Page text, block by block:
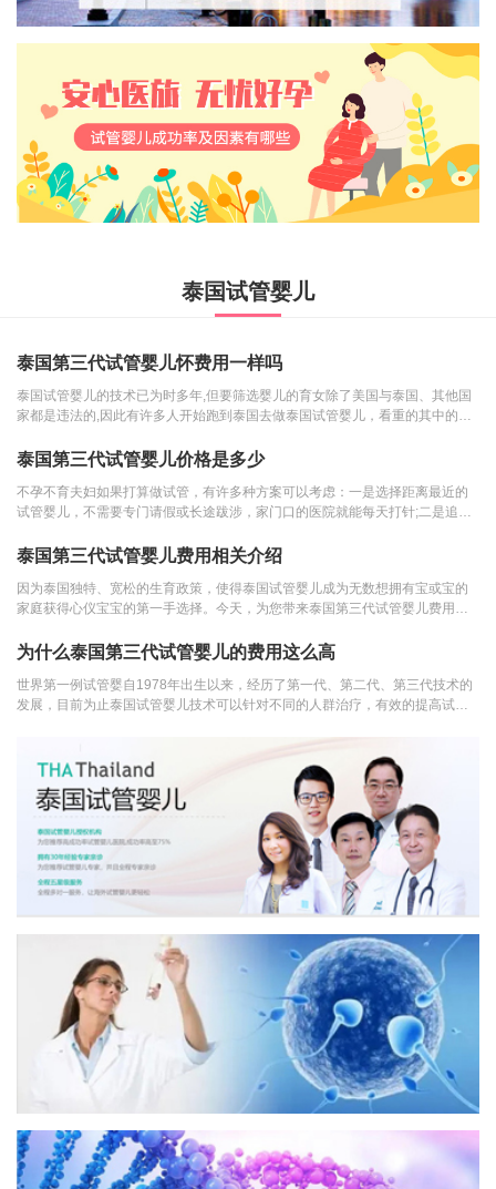
泰国试管婴儿
泰国第三代试管婴儿怀费用一样吗
泰国试管婴儿的技术已为时多年,但要筛选婴儿的育女除了美国与泰国、其他国
家都是违法的,因此有许多人开始跑到泰国去做泰国试管婴儿，看重的其中的性
泰国第三代试管婴儿价格是多少
不孕不育夫妇如果打算做试管，有许多种方案可以考虑：一是选择距离最近的
试管婴儿，不需要专门请假或长途跋涉，家门口的医院就能每天打针;二是追求
泰国第三代试管婴儿费用相关介绍
因为泰国独特、宽松的生育政策，使得泰国试管婴儿成为无数想拥有宝或宝的
家庭获得心仪宝宝的第一手选择。今天，为您带来泰国第三代试管婴儿费用相
为什么泰国第三代试管婴儿的费用这么高
世界第一例试管婴自1978年出生以来，经历了第一代、第二代、第三代技术的
发展，目前为止泰国试管婴儿技术可以针对不同的人群治疗，有效的提高试管